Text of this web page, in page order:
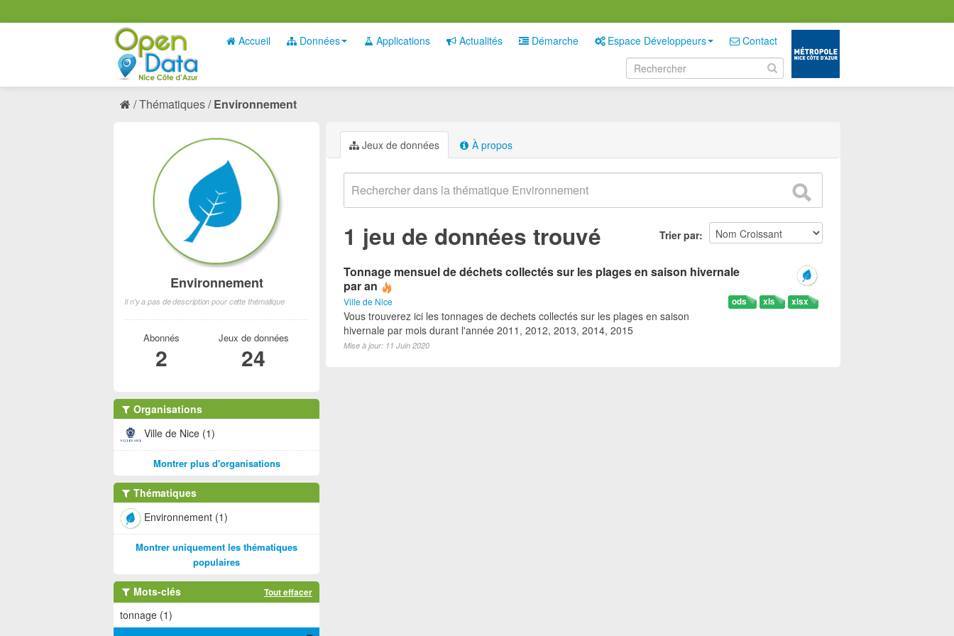
Accueil Données Applications Actualités Démarche Espace Développeurs Contact
Thématiques Environnement
Jeux de données À propos
Trier par
1 jeu de données trouvé
Tonnage mensuel de déchets collectés sur les plages en saison hivernale
par an
Ville de Nice xlsx
xls
ods
Vous trouverez ici les tonnages de dechets collectés sur les plages en saison
hivernale par mois durant l'année 2011, 2012, 2013, 2014, 2015
Mise à jour: 11 Juin 2020
Environnement
Il n'y a pas de description pour cette thématique
Abonnés
2
Jeux de données
24
Organisations
Ville de Nice (1)
Montrer plus d'organisations
Thématiques
Environnement (1)
Montrer uniquement les thématiques
populaires
Mots-clés Tout effacer
tonnage (1)